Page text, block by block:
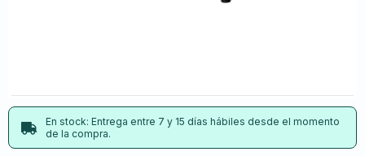
En stock: Entrega entre 7 y 15 días hábiles desde el momento
de la compra.